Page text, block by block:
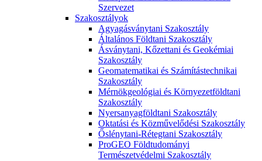
Szervezet
Szakosztályok
Agyagásványtani Szakosztály
Általános Földtani Szakosztály
Ásványtani, Kőzettani és Geokémiai
Szakosztály
Geomatematikai és Számítástechnikai
Szakosztály
Mérnökgeológiai és Környezetföldtani
Szakosztály
Nyersanyagföldtani Szakosztály
Oktatási és Közművelődési Szakosztály
Őslénytani-Rétegtani Szakosztály
ProGEO Földtudományi
Természetvédelmi Szakosztály